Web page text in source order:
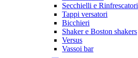
Secchielli e Rinfrescatori
Tappi versatori
Bicchieri
Shaker e Boston shakers
Versus
Vassoi bar